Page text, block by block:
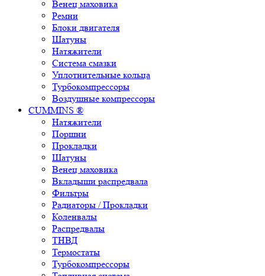
Венец маховика
Ремни
Блоки двигателя
Шатуны
Натяжители
Система смазки
Уплотнительные кольца
Турбокомпрессоры
Воздушные компрессоры
CUMMINS ®
Натяжители
Поршни
Прокладки
Шатуны
Венец маховика
Вкладыши распредвала
Фильтры
Радиаторы / Прокладки
Коленвалы
Распредвалы
ТНВД
Термостаты
Турбокомпрессоры